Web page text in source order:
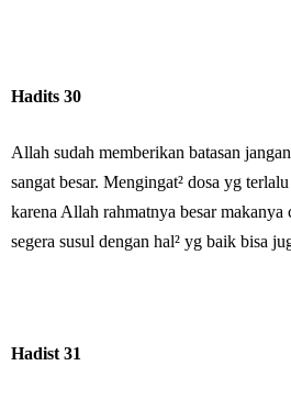
Hadits 30
Allah sudah memberikan batasan
sangat besar. Mengingat² dosa yg
karena Allah rahmatnya besar makanya
segera susul dengan hal² yg baik bisa
Hadist 31